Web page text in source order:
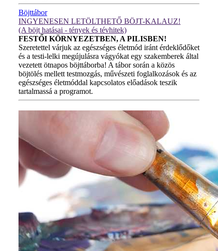
Böjttábor
INGYENESEN LETÖLTHETŐ BÖJT-KALAUZ!
(A böjt hatásai - tények és tévhitek)
FESTŐI KÖRNYEZETBEN, A PILISBEN!
Szeretettel várjuk az egészséges életmód iránt érdeklődőket
és a testi-lelki megújulásra vágyókat egy szakemberek által
vezetett ötnapos böjttáborba! A tábor során a közös
böjtölés mellett testmozgás, művészeti foglalkozások és az
egészséges életmóddal kapcsolatos előadások teszik
tartalmassá a programot.